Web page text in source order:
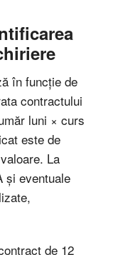
în funcție de
contractului
luni × curs
este de
La
și eventuale
de 12